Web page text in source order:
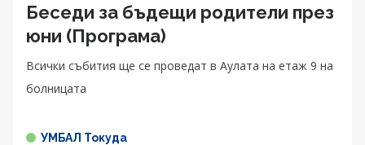
Беседи за бъдещи родители през
юни (Програма)
Всички събития ще се проведат в Аулата на етаж 9 на
болницата
УМБАЛ Токуда